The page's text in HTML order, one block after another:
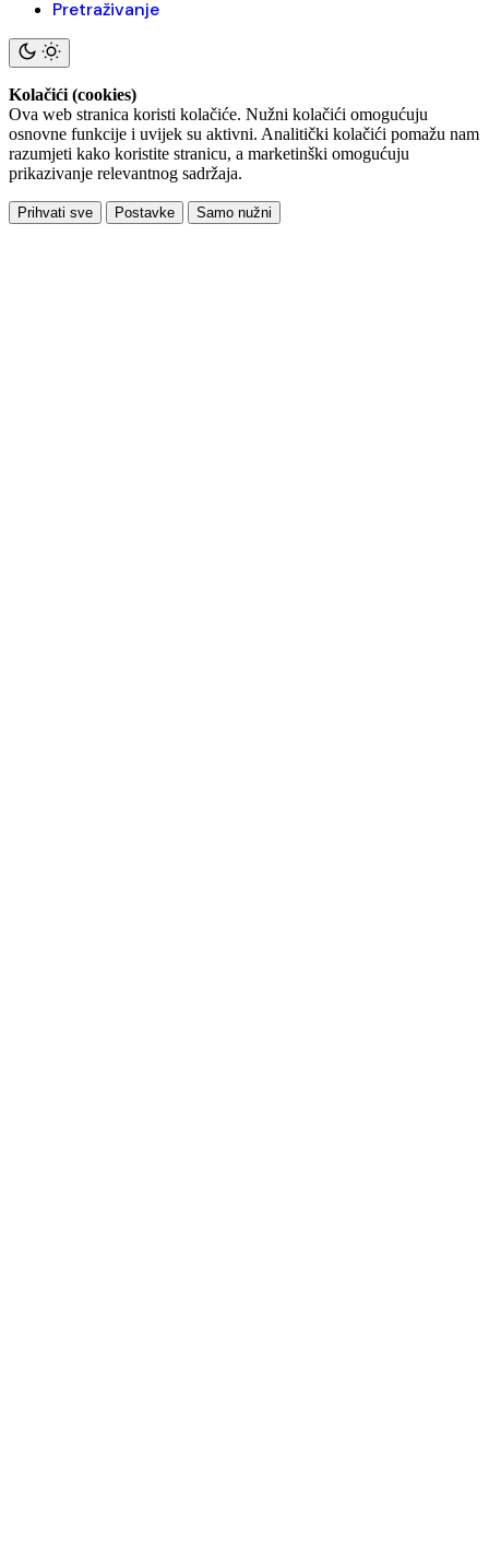
Pretraživanje
Kolačići (cookies)
Ova web stranica koristi kolačiće. Nužni kolačići omogućuju
osnovne funkcije i uvijek su aktivni. Analitički kolačići pomažu nam
razumjeti kako koristite stranicu, a marketinški omogućuju
prikazivanje relevantnog sadržaja.
Prihvati sve Postavke Samo nužni